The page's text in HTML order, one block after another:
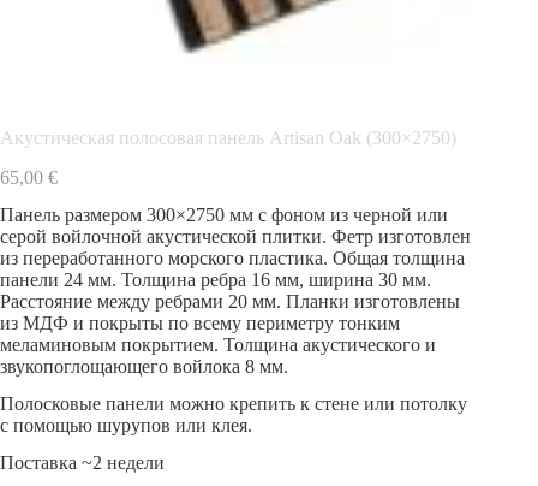
Акустическая полосовая панель Artisan Oak (300×2750)
65,00 €
Панель размером 300×2750 мм с фоном из черной или
серой войлочной акустической плитки. Фетр изготовлен
из переработанного морского пластика. Общая толщина
панели 24 мм. Толщина ребра 16 мм, ширина 30 мм.
Расстояние между ребрами 20 мм. Планки изготовлены
из МДФ и покрыты по всему периметру тонким
меламиновым покрытием. Толщина акустического и
звукопоглощающего войлока 8 мм.
Полосковые панели можно крепить к стене или потолку
с помощью шурупов или клея.
Поставка ~2 недели